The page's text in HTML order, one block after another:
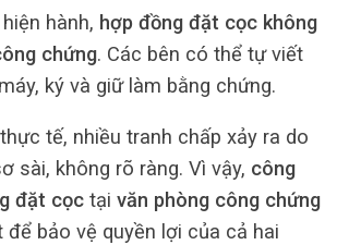
hành, hợp đồng đặt cọc không
chứng. Các bên có thể tự viết
ký và giữ làm bằng chứng.
tế, nhiều tranh chấp xảy ra do
sài, không rõ ràng. Vì vậy, công
đặt cọc tại văn phòng công chứng
để bảo vệ quyền lợi của cả hai